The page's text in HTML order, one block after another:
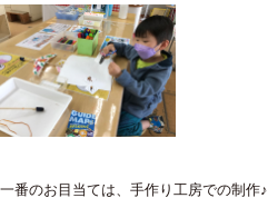
一番のお目当ては、手作り工房での制作♪